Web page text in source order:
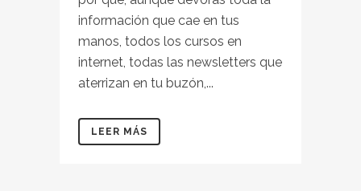
información que cae en tus
manos, todos los cursos en
internet, todas las newsletters que
aterrizan en tu buzón,...
LEER MÁS